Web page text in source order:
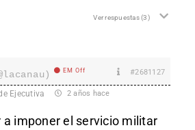
Ver respuestas(3)
EM Off #2681127
Ejecutiva 2 años hace
a imponer el servicio militar